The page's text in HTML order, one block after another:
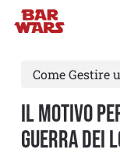
Skip
contentCome Gestire
Il motivo
guerra dei